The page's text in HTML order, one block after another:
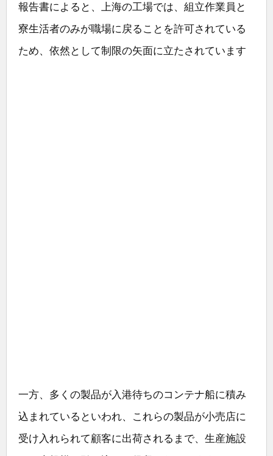
報告書によると、上海の工場では、組立作業員と
寮生活者のみが職場に戻ることを許可されている
ため、依然として制限の矢面に立たされています
一方、多くの製品が入港待ちのコンテナ船に積み
込まれているといわれ、これらの製品が小売店に
受け入れられて顧客に出荷されるまで、生産施設